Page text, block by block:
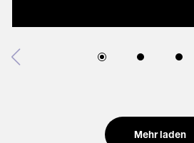
Mehr laden